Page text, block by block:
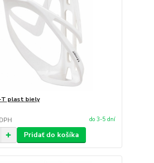
T plast biely
do 3-5 dní
Pridať do košíka